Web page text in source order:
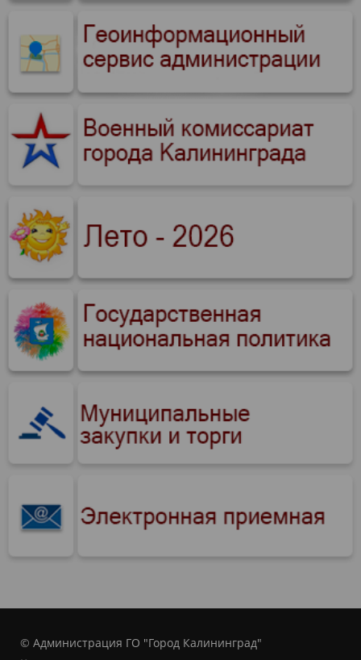
© Администрация ГО "Город Калининград"